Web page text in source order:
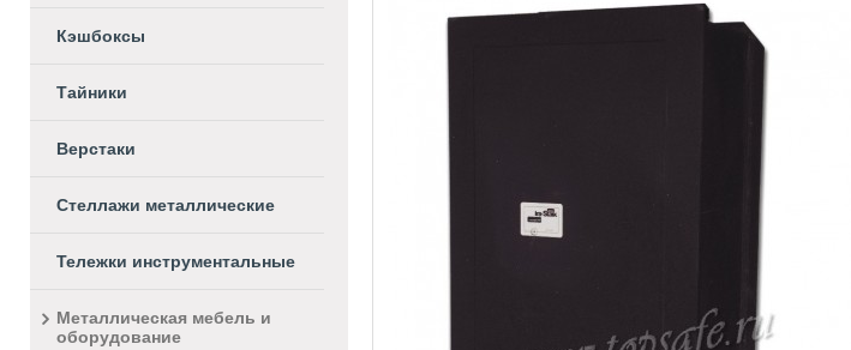
Кэшбоксы
Тайники
Верстаки
Стеллажи металлические
Тележки инструментальные
Металлическая мебель и
оборудование